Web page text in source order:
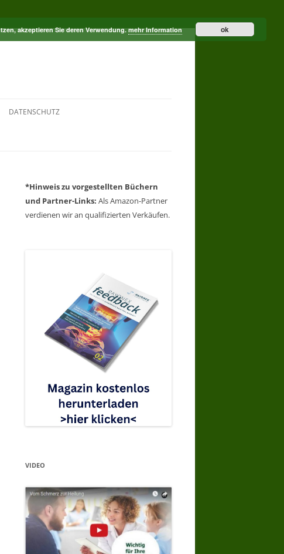
DATENSCHUTZ
*Hinweis zu vorgestellten Büchern
und Partner-Links: Als Amazon-Partner
verdienen wir an qualifizierten Verkäufen.
VIDEO
akzeptieren Sie deren Verwendung.mehr Information ok